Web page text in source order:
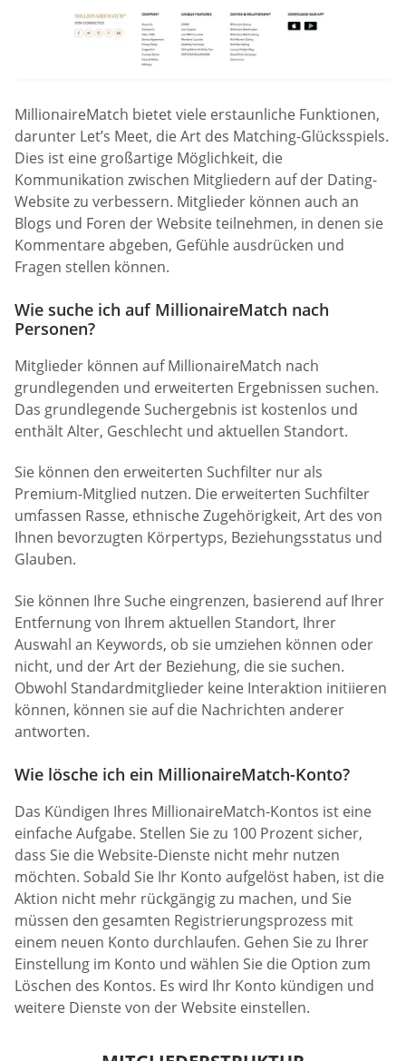
MillionaireMatch bietet viele erstaunliche Funktionen,
darunter Let’s Meet, die Art des Matching-Glücksspiels.
Dies ist eine großartige Möglichkeit, die
Kommunikation zwischen Mitgliedern auf der Dating-
Website zu verbessern. Mitglieder können auch an
Blogs und Foren der Website teilnehmen, in denen sie
Kommentare abgeben, Gefühle ausdrücken und
Fragen stellen können.
Wie suche ich auf MillionaireMatch nach
Personen?
Mitglieder können auf MillionaireMatch nach
grundlegenden und erweiterten Ergebnissen suchen.
Das grundlegende Suchergebnis ist kostenlos und
enthält Alter, Geschlecht und aktuellen Standort.
Sie können den erweiterten Suchfilter nur als
Premium-Mitglied nutzen. Die erweiterten Suchfilter
umfassen Rasse, ethnische Zugehörigkeit, Art des von
Ihnen bevorzugten Körpertyps, Beziehungsstatus und
Glauben.
Sie können Ihre Suche eingrenzen, basierend auf Ihrer
Entfernung von Ihrem aktuellen Standort, Ihrer
Auswahl an Keywords, ob sie umziehen können oder
nicht, und der Art der Beziehung, die sie suchen.
Obwohl Standardmitglieder keine Interaktion initiieren
können, können sie auf die Nachrichten anderer
antworten.
Wie lösche ich ein MillionaireMatch-Konto?
Das Kündigen Ihres MillionaireMatch-Kontos ist eine
einfache Aufgabe. Stellen Sie zu 100 Prozent sicher,
dass Sie die Website-Dienste nicht mehr nutzen
möchten. Sobald Sie Ihr Konto aufgelöst haben, ist die
Aktion nicht mehr rückgängig zu machen, und Sie
müssen den gesamten Registrierungsprozess mit
einem neuen Konto durchlaufen. Gehen Sie zu Ihrer
Einstellung im Konto und wählen Sie die Option zum
Löschen des Kontos. Es wird Ihr Konto kündigen und
weitere Dienste von der Website einstellen.